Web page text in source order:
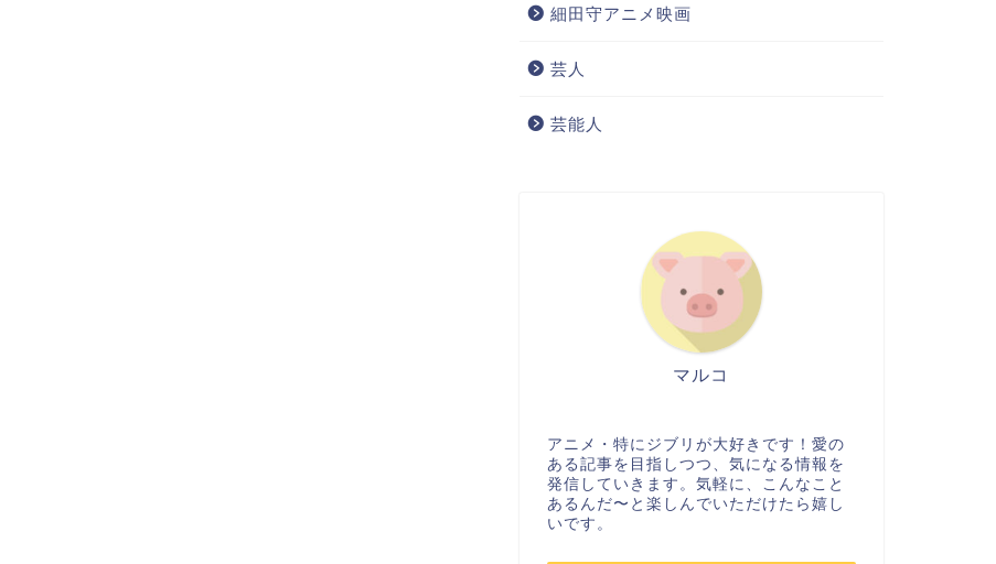
細田守アニメ映画
芸人
芸能人
マルコ
アニメ・特にジブリが大好きです！愛の
ある記事を目指しつつ、気になる情報を
発信していきます。気軽に、こんなこと
あるんだ〜と楽しんでいただけたら嬉し
いです。